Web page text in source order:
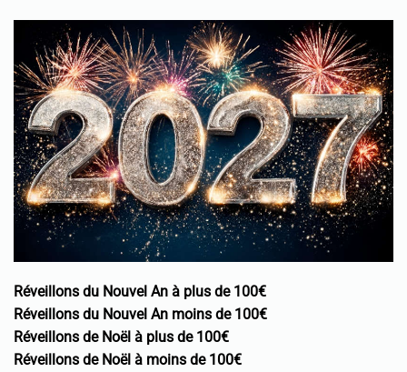
Réveillons du Nouvel An à plus de 100€
Réveillons du Nouvel An moins de 100€
Réveillons de Noël à plus de 100€
Réveillons de Noël à moins de 100€